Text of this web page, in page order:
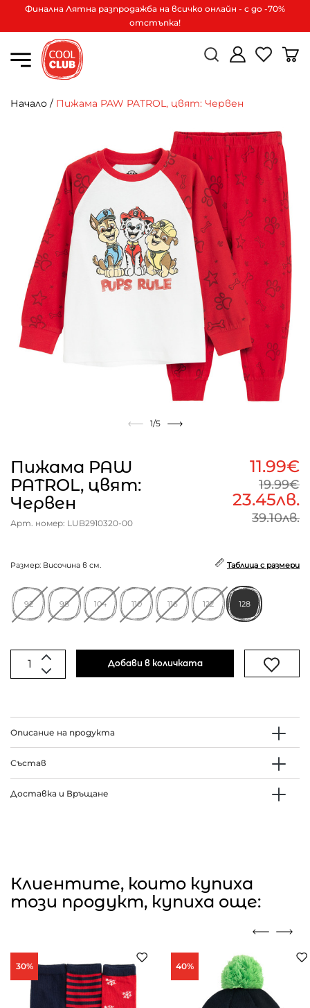
Финална Лятна разпродажба на всичко онлайн - с до -70%
отстъпка!
Начало / Пижама PAW PATROL, цвят: Червен
1/5
Пижама PAW
PATROL, цвят:
Червен
Арт. номер: LUB2910320-00
11.99€
19.99€
23.45лв.
39.10лв.
Размер: Височина в см. Таблица с размери
92 98 104 110 116 122 128
Добави в количката
Описание на продукта
Състав
Доставка и Връщане
Клиентите, които купиха
този продукт, купиха още:
30% 40%